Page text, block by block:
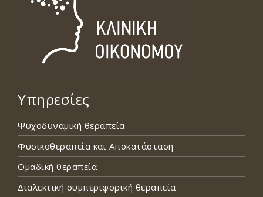
Υπηρεσίες
­­Ψυχοδυναμική θεραπεία
Φυσικοθεραπεία και Αποκατάσταση
Ομαδική θεραπεία
Διαλεκτική συμπεριφορική θεραπεία